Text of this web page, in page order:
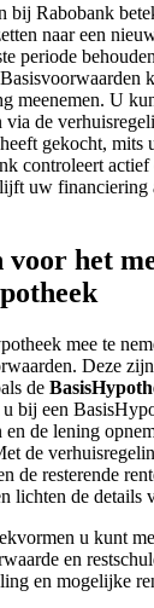
bij Rabobank
naar een
periode
meenemen. U
via de
gekocht,
controleert
uw financiering
het
mee te
Deze
de
bij een
en de lening
de
de resterende
lichten de details
u kunt
en
en mogelijke